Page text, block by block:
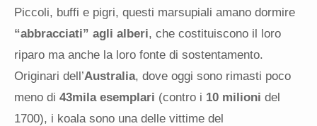
Piccoli, buffi e pigri, questi marsupiali amano dormire
“abbracciati” agli alberi, che costituiscono il loro
riparo ma anche la loro fonte di sostentamento.
Originari dell’Australia, dove oggi sono rimasti poco
meno di 43mila esemplari (contro i 10 milioni del
1700), i koala sono una delle vittime del